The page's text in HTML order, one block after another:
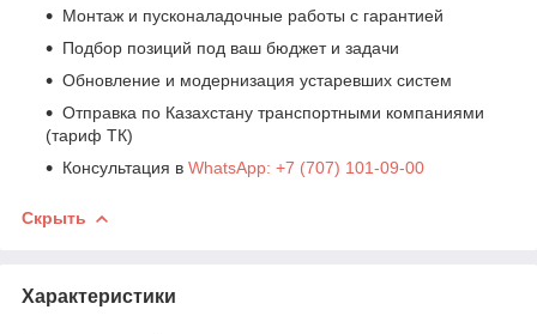
Монтаж и пусконаладочные работы с гарантией
Подбор позиций под ваш бюджет и задачи
Обновление и модернизация устаревших систем
Отправка по Казахстану транспортными компаниями
(тариф ТК)
Консультация в WhatsApp: +7 (707) 101-09-00
Скрыть
Характеристики